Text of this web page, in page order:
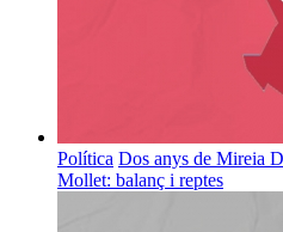
Política Dos anys de Mireia
Mollet: balanç i reptes